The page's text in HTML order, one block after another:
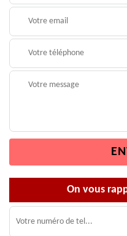
On vous